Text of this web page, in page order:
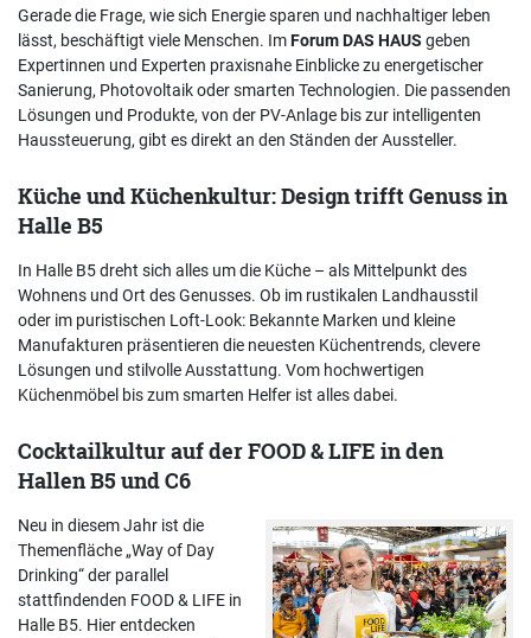
Gerade die Frage, wie sich Energie sparen und nachhaltiger leben
lässt, beschäftigt viele Menschen. ImForum DAS HAUS geben
Expertinnen und Experten praxisnahe Einblicke zu energetischer
Sanierung, Photovoltaik oder smarten Technologien. Die passenden
Lösungen und Produkte, von der PV-Anlage bis zur intelligenten
Haussteuerung, gibt es direkt an den Ständen der Aussteller.
Küche und Küchenkultur: Design trifft Genuss in
Halle B5
In Halle B5 dreht sich alles um die Küche – als Mittelpunkt des
Wohnens und Ort des Genusses. Ob im rustikalen Landhausstil
oder im puristischen Loft-Look: Bekannte Marken und kleine
Manufakturen präsentieren die neuesten Küchentrends, clevere
Lösungen und stilvolle Ausstattung. Vom hochwertigen
Küchenmöbel bis zum smarten Helfer ist alles dabei.
Cocktailkultur auf der FOOD & LIFE in den
Hallen B5 und C6
Neu in diesem Jahr ist die
Themenfläche „Way of Day
Drinking“ der parallel
stattfindenden FOOD & LIFE in
Halle B5. Hier entdecken